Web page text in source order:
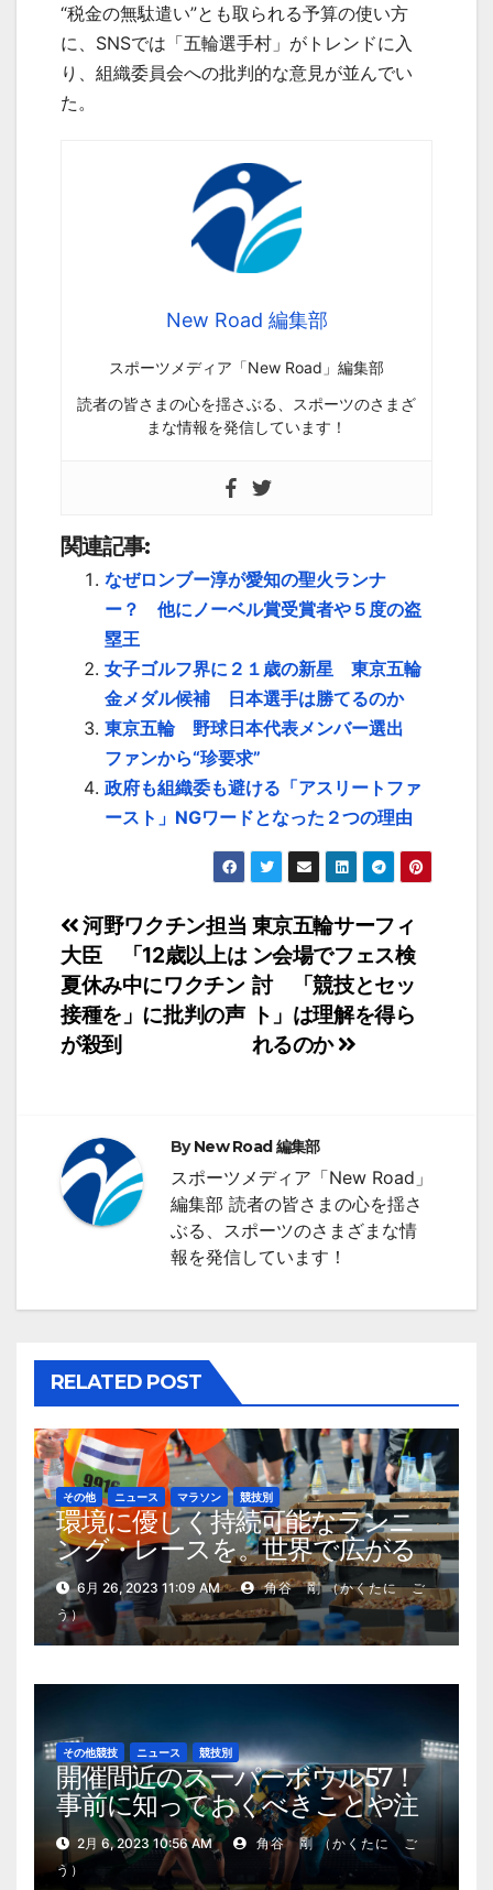
“税金の無駄遣い”とも取られる予算の使い方
に、 SNSでは「五輪選手村」がトレンドに入
り、組織委員会への批判的な意見が並んでい
た。
New Road 編集部
スポーツメディア「New Road」編集部
読者の皆さまの心を揺さぶる、スポーツのさまざ
まな情報を発信しています！
関連記事:
なぜロンブー淳が愛知の聖火ランナ
ー？ 他にノーベル賞受賞者や５度の盗
塁王
女子ゴルフ界に２１歳の新星 東京五輪
金メダル候補 日本選手は勝てるのか
東京五輪 野球日本代表メンバー選出
ファンから“珍要求”
政府も組織委も避ける「アスリートファ
ースト」NGワードとなった２つの理由
投
稿
ナ
ビ
ー
シ
ョ
東京五輪サーフィ
ン会場でフェス検
討 「競技とセッ
ト」は理解を得ら
れるのか
河野ワクチン担当
大臣 「12歳以上は
夏休み中にワクチン
接種を」に批判の声
が殺到
ByNew Road 編集部
スポーツメディア「New Road」
編集部 読者の皆さまの心を揺さ
ぶる、スポーツのさまざまな情
報を発信しています！
RELATED POST
その他 ニュース マラソン 競技別
環境に優しく持続可能なランニ
ング・レースを。世界で広がる
試み
6月 26, 2023 11:09 AM
角谷 剛 （かくたに ご
う）
その他競技 ニュース 競技別
開催間近のスーパーボウル57！
事前に知っておくべきことや注
目選手
2月 6, 2023 10:56 AM
角谷 剛 （かくたに ご
う）